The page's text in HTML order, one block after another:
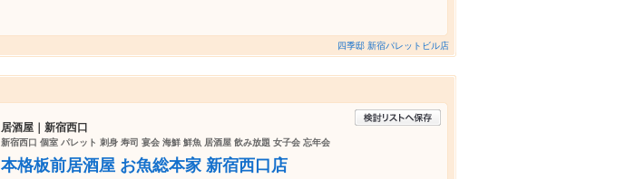
四季邸 新宿パレットビル店
居酒屋｜新宿西口
新宿西口 個室 パレット 刺身 寿司 宴会 海鮮 鮮魚 居酒屋 飲み放題 女子会 忘年会
本格板前居酒屋 お魚総本家 新宿西口店